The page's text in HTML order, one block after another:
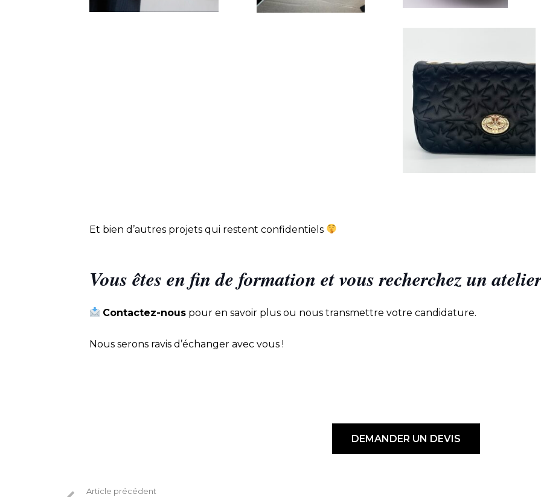
Et bien d’autres projets qui restent confidentiels
Vous êtes en fin de formation et vous recherchez un
Contactez-nous pour en savoir plus ou nous transmettre votre candidature.
Nous serons ravis d’échanger avec vous !
DEMANDER UN DEVIS
Article précédent